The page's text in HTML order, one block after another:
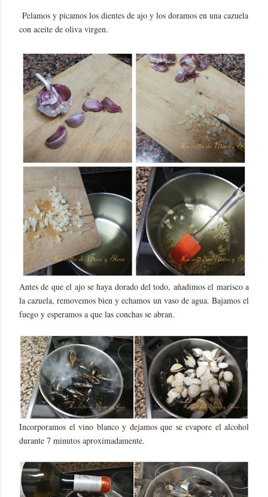
Pelamos y picamos los dientes de ajo y los doramos en una cazuela
con aceite de oliva virgen.
Antes de que el ajo se haya dorado del todo, añadimos el marisco a
la cazuela, removemos bien y echamos un vaso de agua. Bajamos el
fuego y esperamos a que las conchas se abran.
Incorporamos el vino blanco y dejamos que se evapore el alcohol
durante 7 minutos aproximadamente.